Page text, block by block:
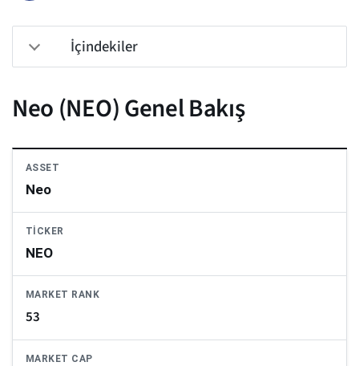
İçindekiler
Neo (NEO) Genel Bakış
ASSET
Neo
TICKER
NEO
MARKET RANK
53
MARKET CAP